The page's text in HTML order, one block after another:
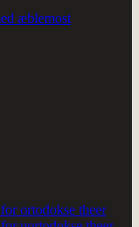
æblemost
ortodokse theer